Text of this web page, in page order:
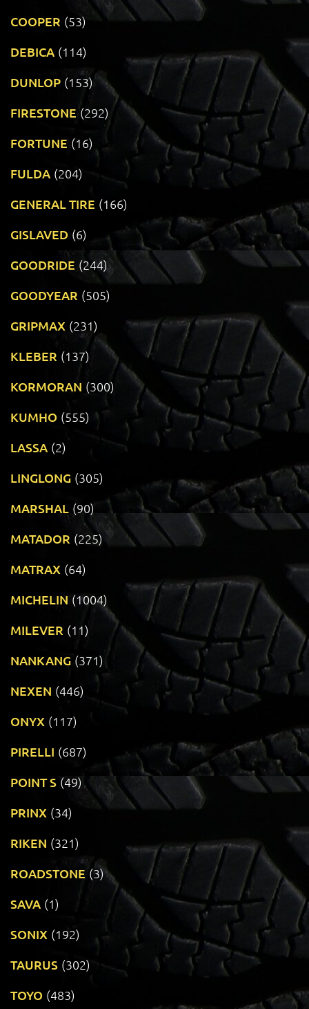
COOPER (53)
DEBICA (114)
DUNLOP (153)
FIRESTONE (292)
FORTUNE (16)
FULDA (204)
GENERAL TIRE (166)
GISLAVED (6)
GOODRIDE (244)
GOODYEAR (505)
GRIPMAX (231)
KLEBER (137)
KORMORAN (300)
KUMHO (555)
LASSA (2)
LINGLONG (305)
MARSHAL (90)
MATADOR (225)
MATRAX (64)
MICHELIN (1004)
MILEVER (11)
NANKANG (371)
NEXEN (446)
ONYX (117)
PIRELLI (687)
POINT S (49)
PRINX (34)
RIKEN (321)
ROADSTONE (3)
SAVA (1)
SONIX (192)
TAURUS (302)
TOYO (483)